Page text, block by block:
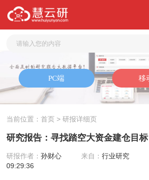
当前位置：首页 > 研报详细页
研究报告：寻找踏空大资金建仓目标
研报作者：孙财心 来自：行业研究
09:29:36